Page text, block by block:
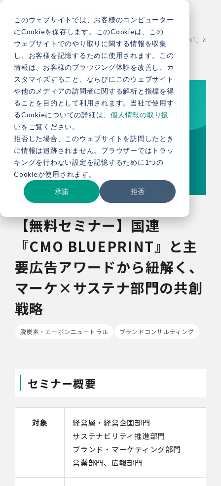
このウェブサイトでは、お客様のコンピューター
にCookieを保存します。このCookieは、この
ウェブサイトでのやり取りに関する情報を収集
し、お客様を記憶するために使用されます。この
情報は、お客様のブラウジング体験を改善し、カ
スタマイズすること、ならびにこのウェブサイト
や他のメディアの訪問者に関する解析と指標を得
ることを目的として利用されます。当社で使用す
るCookieについての詳細は、 個人情報の取り扱
いをご覧ください。
拒否した場合、このウェブサイトを訪問したとき
に情報は追跡されません。ブラウザーではトラッ
キングを行わない設定を記憶するために1つの
Cookieが使用されます。
承諾 拒否
TOP セミナー 【無料セミナー】国連『CMO BLUEPRINT』と
【無料セミナー】国連
『CMO BLUEPRINT』と主
要広告アワードから紐解く、
マーケ×サステナ部門の共創
戦略
脱炭素・カーボンニュートラル ブランドコンサルティング
セミナー概要
対象
経営層・経営企画部門
サステナビリティ推進部門
ブランド・マーケティング部門
営業部門、広報部門